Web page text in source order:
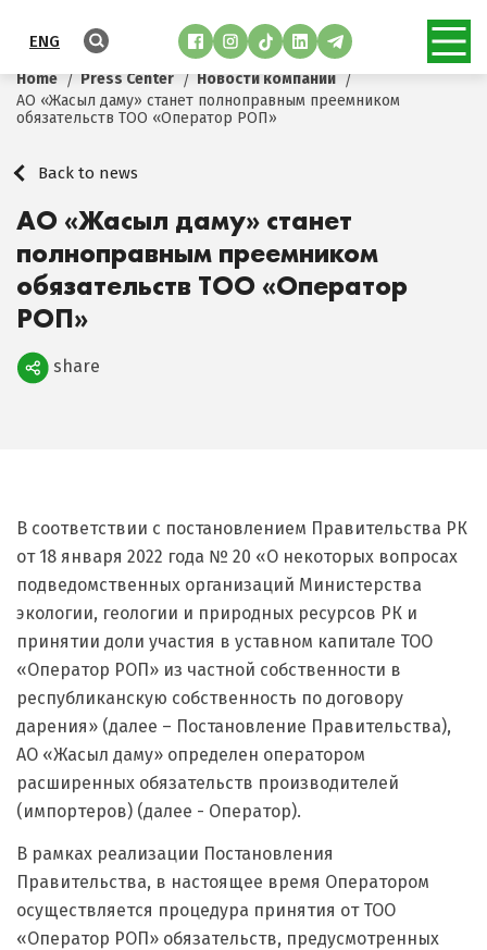
ENG
Home Press Center
Новости компании
АО «Жасыл даму» станет полноправным преемником
обязательств ТОО «Оператор РОП»
Back to news
АО «Жасыл даму» станет
полноправным преемником
обязательств ТОО «Оператор
РОП»
Поделиться
share
В соответствии с постановлением Правительства РК
от 18 января 2022 года № 20 «О некоторых вопросах
подведомственных организаций Министерства
экологии, геологии и природных ресурсов РК и
принятии доли участия в уставном капитале ТОО
«Оператор РОП» из частной собственности в
республиканскую собственность по договору
дарения» (далее – Постановление Правительства),
АО «Жасыл даму» определен оператором
расширенных обязательств производителей
(импортеров) (далее - Оператор).
В рамках реализации Постановления
Правительства, в настоящее время Оператором
осуществляется процедура принятия от ТОО
«Оператор РОП» обязательств, предусмотренных